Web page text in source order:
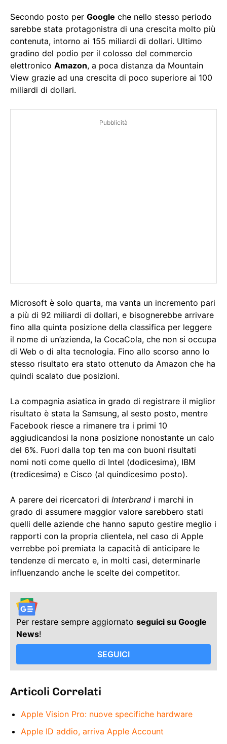
Secondo posto per Google che nello stesso periodo
sarebbe stata protagonistra di una crescita molto più
contenuta, intorno ai 155 miliardi di dollari. Ultimo
gradino del podio per il colosso del commercio
elettronico Amazon, a poca distanza da Mountain
View grazie ad una crescita di poco superiore ai 100
miliardi di dollari.
Pubblicità
Microsoft è solo quarta, ma vanta un incremento pari
a più di 92 miliardi di dollari, e bisognerebbe arrivare
fino alla quinta posizione della classifica per leggere
il nome di un’azienda, la CocaCola, che non si occupa
di Web o di alta tecnologia. Fino allo scorso anno lo
stesso risultato era stato ottenuto da Amazon che ha
quindi scalato due posizioni.
La compagnia asiatica in grado di registrare il miglior
risultato è stata la Samsung, al sesto posto, mentre
Facebook riesce a rimanere tra i primi 10
aggiudicandosi la nona posizione nonostante un calo
del 6%. Fuori dalla top ten ma con buoni risultati
nomi noti come quello di Intel (dodicesima), IBM
(tredicesima) e Cisco (al quindicesimo posto).
A parere dei ricercatori di Interbrand i marchi in
grado di assumere maggior valore sarebbero stati
quelli delle aziende che hanno saputo gestire meglio i
rapporti con la propria clientela, nel caso di Apple
verrebbe poi premiata la capacità di anticipare le
tendenze di mercato e, in molti casi, determinarle
influenzando anche le scelte dei competitor.
Per restare sempre aggiornato seguici su Google
News!
SEGUICI
Articoli Correlati
Apple Vision Pro: nuove specifiche hardware
Apple ID addio, arriva Apple Account